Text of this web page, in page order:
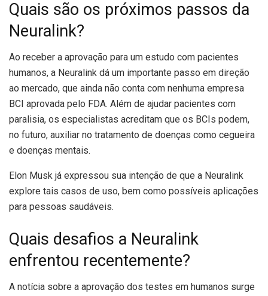
Quais são os próximos passos da
Neuralink?
Ao receber a aprovação para um estudo com pacientes
humanos, a Neuralink dá um importante passo em direção
ao mercado, que ainda não conta com nenhuma empresa
BCI aprovada pelo FDA. Além de ajudar pacientes com
paralisia, os especialistas acreditam que os BCIs podem,
no futuro, auxiliar no tratamento de doenças como cegueira
e doenças mentais.
Elon Musk já expressou sua intenção de que a Neuralink
explore tais casos de uso, bem como possíveis aplicações
para pessoas saudáveis.
Quais desafios a Neuralink
enfrentou recentemente?
A notícia sobre a aprovação dos testes em humanos surge